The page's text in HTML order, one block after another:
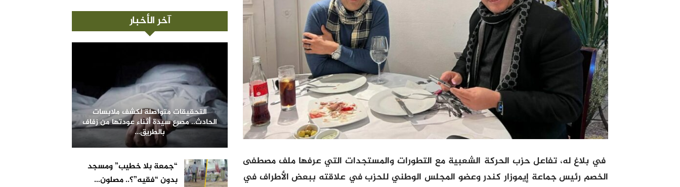
في بلاغ له، تفاعل حزب الحركة الشعبية مع التطورات والمستجدات التي عرفها ملف مصطفى
الخصم رئيس جماعة إيموزار كندر وعضو المجلس الوطني للحزب في علاقته ببعض الأطراف في
آخر الأخبار
التحقيقات متواصلة لكشف ملابسات
الحادث.. مصرع سيدة أثناء عودتها من زفاف
بالطريق…
“جمعة بلا خطيب” ومسجد
بدون “فقيه”؟.. مصلون…